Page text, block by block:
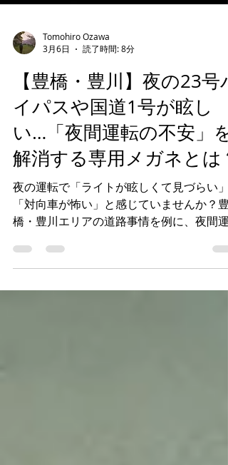
Tomohiro Ozawa
3月6日
読了時間: 8分
【豊橋・豊川】夜の23号バ
イパスや国道1号が眩し
い…「夜間運転の不安」を
解消する専用メガネとは？
夜の運転で「ライトが眩しくて見づらい」
橋・豊川エリアの道路事情を例に、夜間運
の眩しさの原因と対策メガネを解説します